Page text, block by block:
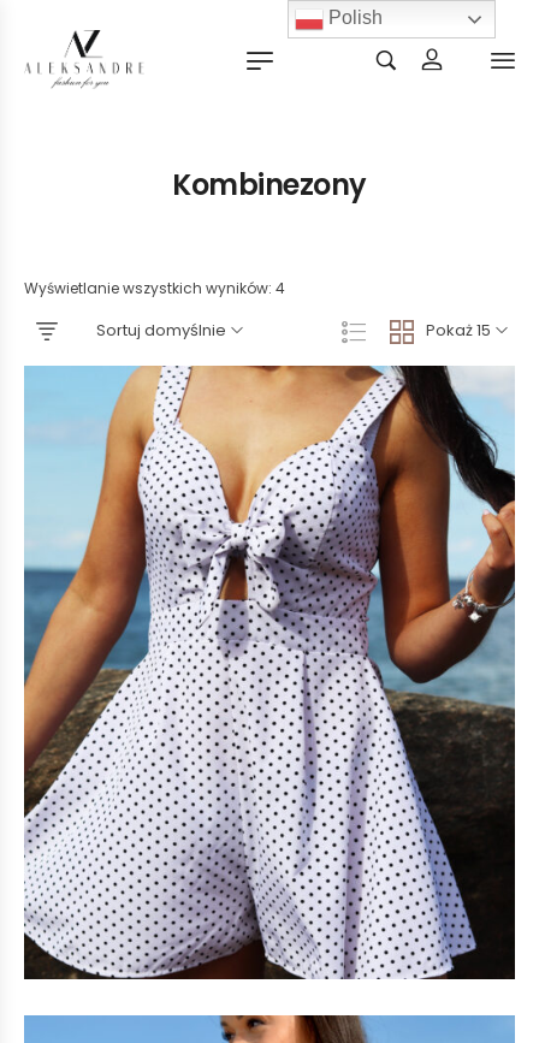
Kombinezony
Wyświetlanie wszystkich wyników: 4
Pokaż 15
Sortuj domyślnie
Polish